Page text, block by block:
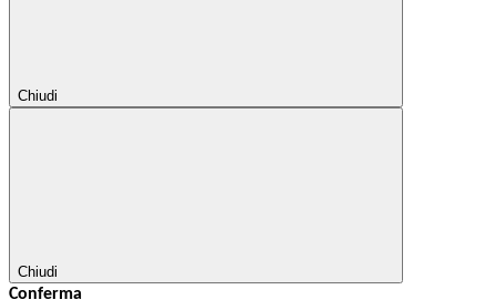
Chiudi
Chiudi
Conferma